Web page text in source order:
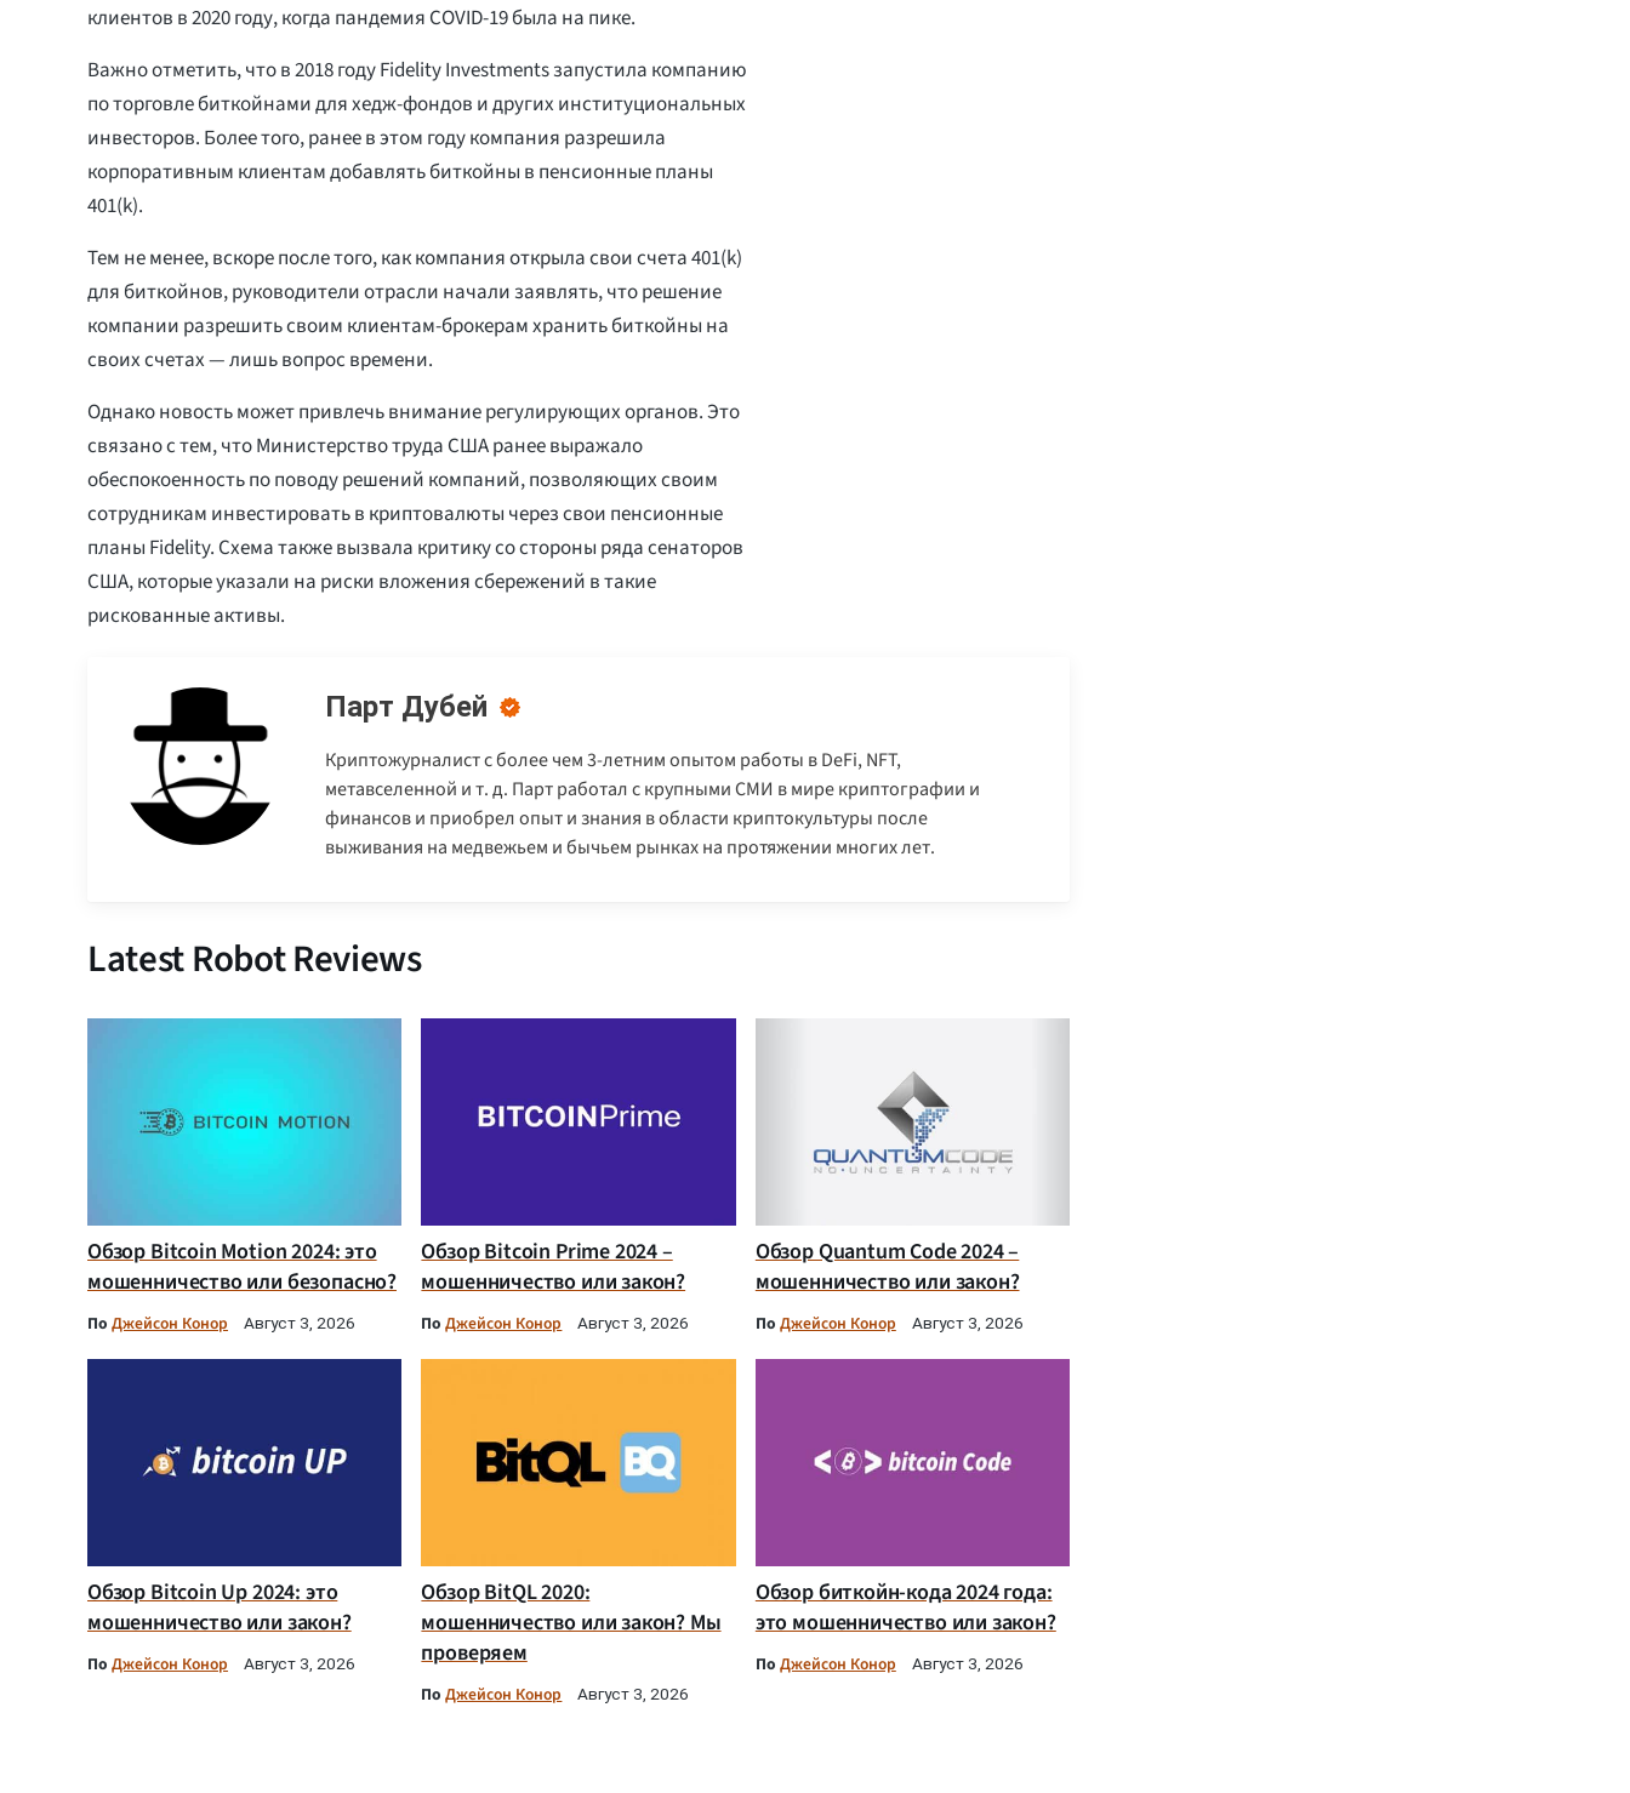
клиентов в 2020 году, когда пандемия COVID-19 была на пике.
Важно отметить, что в 2018 году Fidelity Investments запустила компанию
по торговле биткойнами для хедж-фондов и других институциональных
инвесторов. Более того, ранее в этом году компания разрешила
корпоративным клиентам добавлять биткойны в пенсионные планы
401(k).
Тем не менее, вскоре после того, как компания открыла свои счета 401(k)
для биткойнов, руководители отрасли начали заявлять, что решение
компании разрешить своим клиентам-брокерам хранить биткойны на
своих счетах — лишь вопрос времени.
Однако новость может привлечь внимание регулирующих органов. Это
связано с тем, что Министерство труда США ранее выражало
обеспокоенность по поводу решений компаний, позволяющих своим
сотрудникам инвестировать в криптовалюты через свои пенсионные
планы Fidelity. Схема также вызвала критику со стороны ряда сенаторов
США, которые указали на риски вложения сбережений в такие
рискованные активы.
Парт Дубей
Криптожурналист с более чем 3-летним опытом работы в DeFi, NFT,
метавселенной и т. д. Парт работал с крупными СМИ в мире криптографии и
финансов и приобрел опыт и знания в области криптокультуры после
выживания на медвежьем и бычьем рынках на протяжении многих лет.
Latest Robot Reviews
Обзор Bitcoin Motion 2024: это
мошенничество или безопасно?
По Джейсон Конор Август 3, 2026
Обзор Bitcoin Prime 2024 –
мошенничество или закон?
ПоДжейсон Конор Август 3, 2026
Обзор Quantum Code 2024 –
мошенничество или закон?
По Джейсон Конор Август 3, 2026
Обзор Bitcoin Up 2024: это
мошенничество или закон?
По Джейсон Конор Август 3, 2026
Обзор BitQL 2020:
мошенничество или закон? Мы
проверяем
ПоДжейсон Конор Август 3, 2026
Обзор биткойн-кода 2024 года:
это мошенничество или закон?
По Джейсон Конор Август 3, 2026